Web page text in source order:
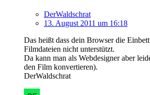
DerWaldschrat
13. August 2011 um 16:18
Das heißt dass dein Browser die
Filmdateien nicht unterstützt.
Da kann man als Webdesigner aber
den Film konvertieren).
DerWaldschrat